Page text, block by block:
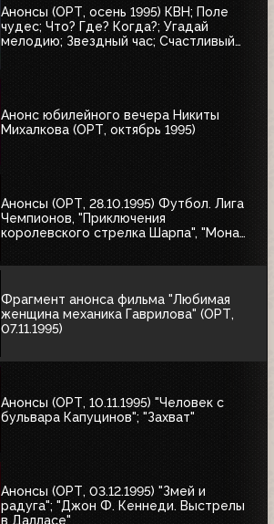
Анонсы (ОРТ, осень 1995) КВН; Поле
чудес; Что? Где? Когда?; Угадай
мелодию; Звездный час; Счастливый
Анонс юбилейного вечера Никиты
Михалкова (ОРТ, октябрь 1995)
Анонсы (ОРТ, 28.10.1995) Футбол. Лига
Чемпионов, "Приключения
королевского стрелка Шарпа", "Мона
Фрагмент анонса фильма "Любимая
женщина механика Гаврилова" (ОРТ,
07.11.1995)
Анонсы (ОРТ, 10.11.1995) "Человек с
бульвара Капуцинов"; "Захват"
Анонсы (ОРТ, 03.12.1995) "Змей и
радуга"; "Джон Ф. Кеннеди. Выстрелы
в Далласе"